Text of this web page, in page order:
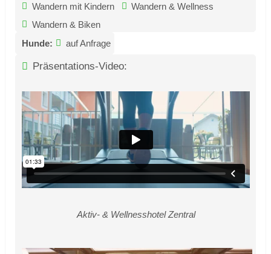
Wandern mit Kindern
Wandern & Wellness
Wandern & Biken
Hunde:
auf Anfrage
Präsentations-Video:
Aktiv- & Wellnesshotel Zentral